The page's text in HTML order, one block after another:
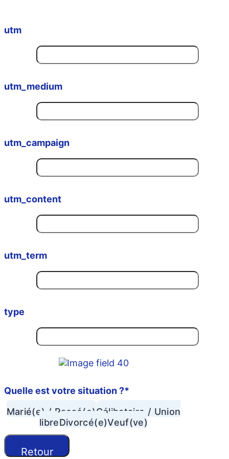
utm
utm_medium
utm_campaign
utm_content
utm_term
type
Quelle est votre situation ?*
Marié(e) / Pacsé(e)Célibataire / Union
libreDivorcé(e)Veuf(ve)
Retour